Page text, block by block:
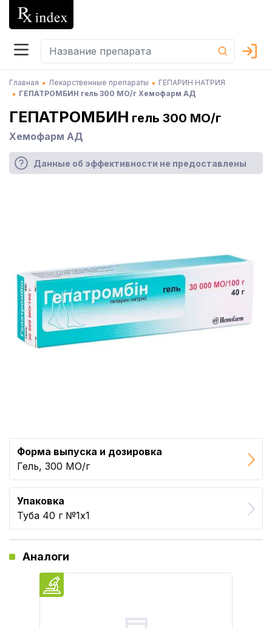
Главная Лекарственные препараты
ГЕПАРИН НАТРИЯ
ГЕПАТРОМБИН гель 300 МО/г Хемофарм АД
ГЕПАТРОМБИН гель 300 МО/г
Хемофарм АД
Данные об эффективности не предоставлены
Форма выпуска и дозировка
Гель, 300 МО/г
Упаковка
Туба 40 г №1x1
Аналоги